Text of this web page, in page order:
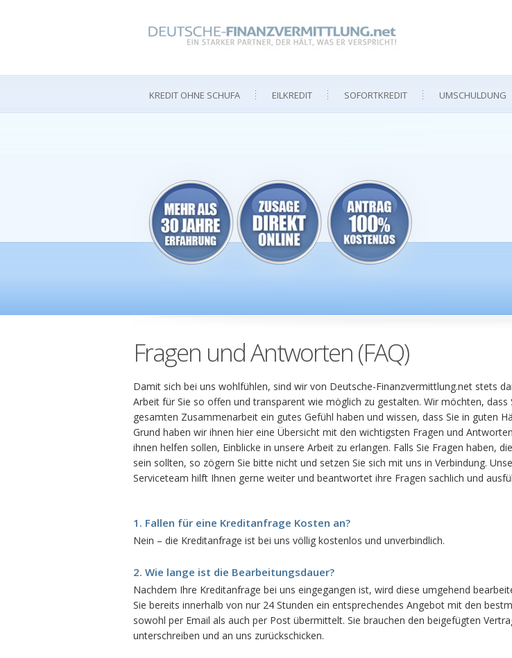
KREDIT OHNE SCHUFA EILKREDIT SOFORTKREDIT UMSCHULDUNG
Fragen und Antworten (FAQ)
Damit sich bei uns wohlfühlen, sind wir von Deutsche-Finanzvermittlung.net stets
Arbeit für Sie so offen und transparent wie möglich zu gestalten. Wir möchten, dass
gesamten Zusammenarbeit ein gutes Gefühl haben und wissen, dass Sie in guten
Grund haben wir ihnen hier eine Übersicht mit den wichtigsten Fragen und
ihnen helfen sollen, Einblicke in unsere Arbeit zu erlangen. Falls Sie Fragen haben,
sein sollten, so zögern Sie bitte nicht und setzen Sie sich mit uns in Verbindung.
Serviceteam hilft Ihnen gerne weiter und beantwortet ihre Fragen sachlich und
1. Fallen für eine Kreditanfrage Kosten an?
Nein – die Kreditanfrage ist bei uns völlig kostenlos und unverbindlich.
2. Wie lange ist die Bearbeitungsdauer?
Nachdem Ihre Kreditanfrage bei uns eingegangen ist, wird diese umgehend
Sie bereits innerhalb von nur 24 Stunden ein entsprechendes Angebot mit den
sowohl per Email als auch per Post übermittelt. Sie brauchen den beigefügten
unterschreiben und an uns zurückschicken.